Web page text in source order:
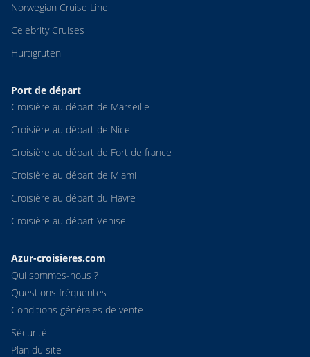
Norwegian Cruise Line
Celebrity Cruises
Hurtigruten
Port de départ
Croisière au départ de Marseille
Croisière au départ de Nice
Croisière au départ de Fort de france
Croisière au départ de Miami
Croisière au départ du Havre
Croisière au départ Venise
Azur-croisieres.com
Qui sommes-nous ?
Questions fréquentes
Conditions générales de vente
Sécurité
Plan du site